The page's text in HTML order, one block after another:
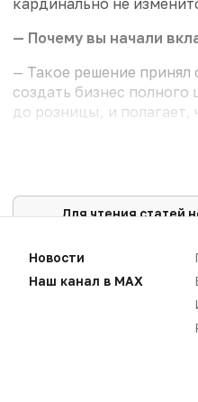
кардинально не
— Почему вы начали
— Такое решение принял
создать бизнес
до розницы, и полагает,
Для чтения статей
зарегистрировать новый.
ВОЙТИ
Новости
Наш канал в MAX